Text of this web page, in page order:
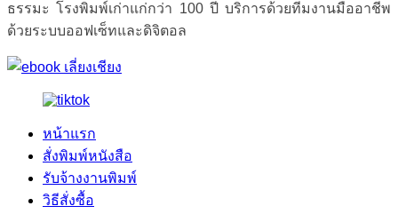
ธรรมะ โรงพิมพ์เก่าแก่กว่า 100 ปี บริการด้วยทีมงานมืออาชีพ
ด้วยระบบออฟเซ็ทและดิจิตอล
หน้าแรก
สั่งพิมพ์หนังสือ
รับจ้างงานพิมพ์
วิธีสั่งซื้อ